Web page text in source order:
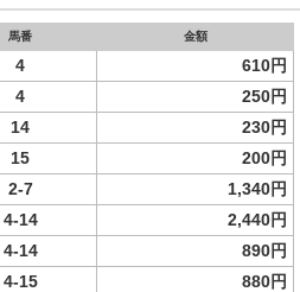
馬番 金額
4 610円
4
250円
14
230円
15
200円
2-7
1,340円
4-14 2,440円
4-14
890円
4-15
880円